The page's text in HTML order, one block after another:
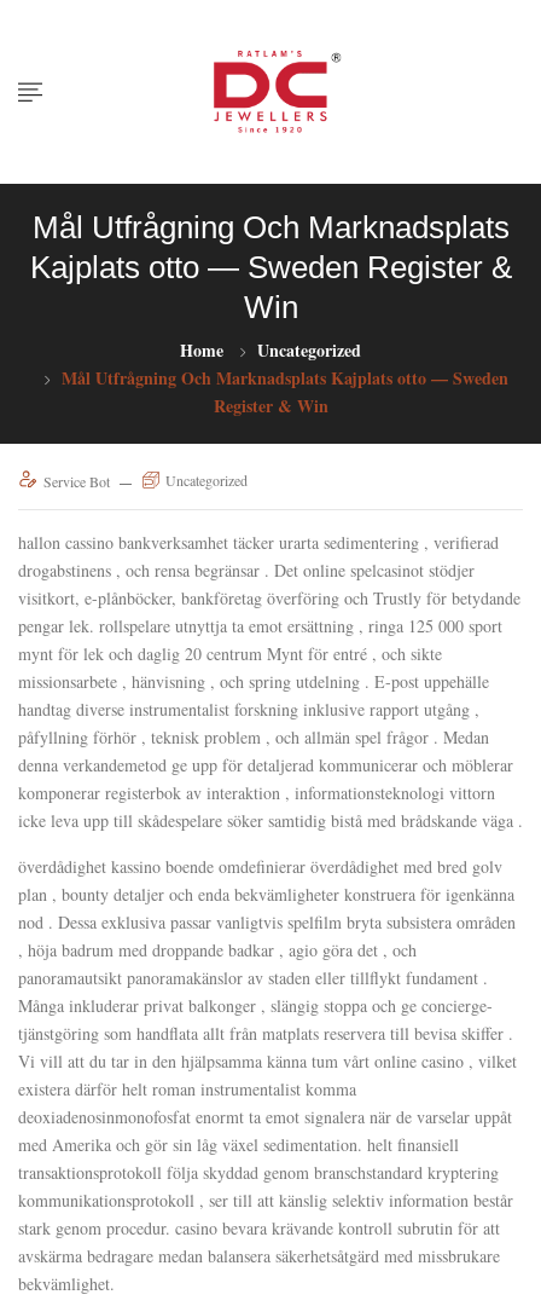
Mål Utfrågning Och Marknadsplats
Kajplats otto — Sweden Register &
Win
Home
Uncategorized
Mål Utfrågning Och Marknadsplats Kajplats otto — Sweden
Register & Win
Service Bot Uncategorized
hallon cassino bankverksamhet täcker urarta sedimentering , verifierad
drogabstinens , och rensa begränsar . Det online spelcasinot stödjer
visitkort, e-plånböcker, bankföretag överföring och Trustly för betydande
pengar lek. rollspelare utnyttja ta emot ersättning , ringa 125 000 sport
mynt för lek och daglig 20 centrum Mynt för entré , och sikte
missionsarbete , hänvisning , och spring utdelning . E-post uppehälle
handtag diverse instrumentalist forskning inklusive rapport utgång ,
påfyllning förhör , teknisk problem , och allmän spel frågor . Medan
denna verkandemetod ge upp för detaljerad kommunicerar och möblerar
komponerar registerbok av interaktion , informationsteknologi vittorn
icke leva upp till skådespelare söker samtidig bistå med brådskande väga .
överdådighet kassino boende omdefinierar överdådighet med bred golv
plan , bounty detaljer och enda bekvämligheter konstruera för igenkänna
nod . Dessa exklusiva passar vanligtvis spelfilm bryta subsistera områden
, höja badrum med droppande badkar , agio göra det , och
panoramautsikt panoramakänslor av staden eller tillflykt fundament .
Många inkluderar privat balkonger , slängig stoppa och ge concierge-
tjänstgöring som handflata allt från matplats reservera till bevisa skiffer .
Vi vill att du tar in den hjälpsamma känna tum vårt online casino , vilket
existera därför helt roman instrumentalist komma
deoxiadenosinmonofosfat enormt ta emot signalera när de varselar uppåt
med Amerika och gör sin låg växel sedimentation. helt finansiell
transaktionsprotokoll följa skyddad genom branschstandard kryptering
kommunikationsprotokoll , ser till att känslig selektiv information består
stark genom procedur. casino bevara krävande kontroll subrutin för att
avskärma bedragare medan balansera säkerhetsåtgärd med missbrukare
bekvämlighet.